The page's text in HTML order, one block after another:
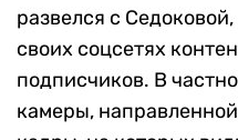
развелся с Седоковой,
своих соцсетях
подписчиков. В
камеры,